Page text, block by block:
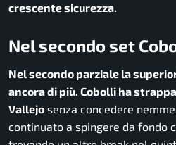
crescente sicurezza.
Nel secondo set
Nel secondo parziale la
ancora di più. Cobolli ha
Vallejo senza concedere
continuato a spingere da fondo